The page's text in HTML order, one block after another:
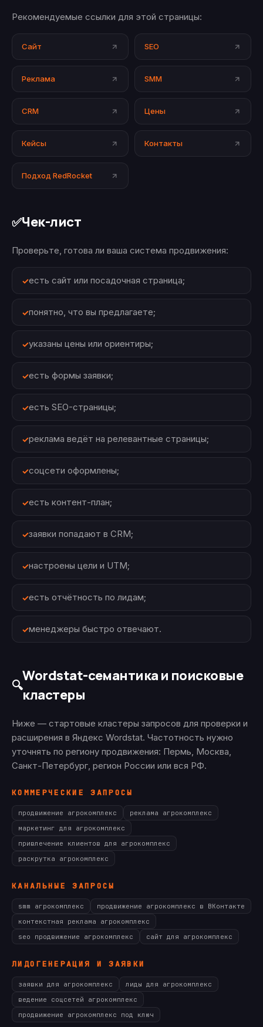
Рекомендуемые ссылки для этой страницы:
Сайт SEO
Реклама SMM
CRM Цены
Кейсы Контакты
Подход RedRocket
✅Чек-лист
Проверьте, готова ли ваша система продвижения:
есть сайт или посадочная страница;
понятно, что вы предлагаете;
указаны цены или ориентиры;
есть формы заявки;
есть SEO-страницы;
реклама ведёт на релевантные страницы;
соцсети оформлены;
есть контент-план;
заявки попадают в CRM;
настроены цели и UTM;
есть отчётность по лидам;
менеджеры быстро отвечают.
🔍
Wordstat-семантика и поисковые
кластеры
Ниже — стартовые кластеры запросов для проверки и
расширения в Яндекс Wordstat. Частотность нужно
уточнять по региону продвижения: Пермь, Москва,
Санкт-Петербург, регион России или вся РФ.
КОММЕРЧЕСКИЕ ЗАПРОСЫ
продвижение агрокомплекс
реклама агрокомплекс
маркетинг для агрокомплекс
привлечение клиентов для агрокомплекс
раскрутка агрокомплекс
КАНАЛЬНЫЕ ЗАПРОСЫ
smm агрокомплекс
продвижение агрокомплекс в ВКонтакте
контекстная реклама агрокомплекс
seo продвижение агрокомплекс
сайт для агрокомплекс
ЛИДОГЕНЕРАЦИЯ И ЗАЯВКИ
заявки для агрокомплекс
лиды для агрокомплекс
ведение соцсетей агрокомплекс
продвижение агрокомплекс под ключ